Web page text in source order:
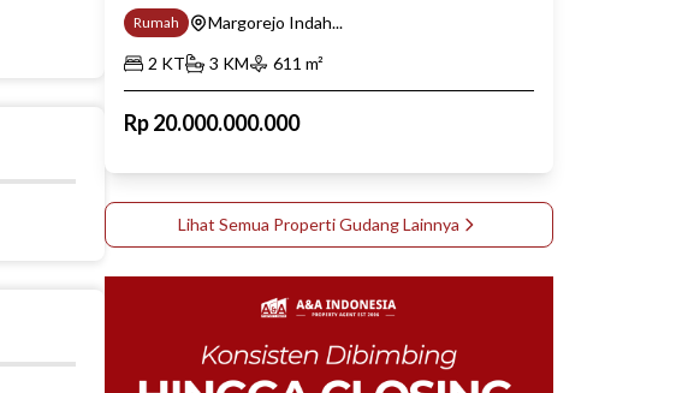
Rumah
Margorejo Indah...
2 KT 3 KM 611 m²
Rp20.000.000.000
Lihat Semua PropertiGudangLainnya